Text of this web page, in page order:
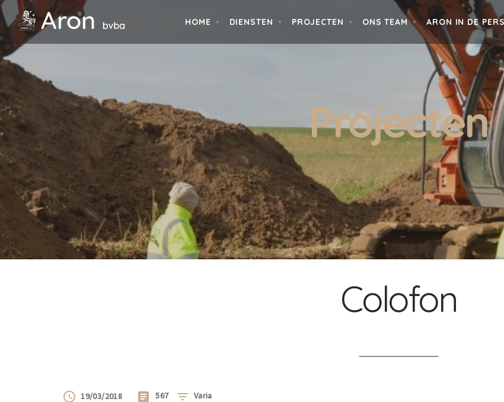
HOME DIENSTEN PROJECTEN ONS TEAM ARON IN DE PERS
Projecten
Colofon
19/03/2018 567 Varia